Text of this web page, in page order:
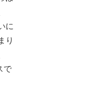
に
り
で